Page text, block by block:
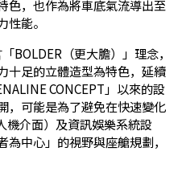
色，也作為將車底氣流導出至
能。
BOLDER（更大膽）」理念，
十足的立體造型為特色，延續
CONCEPT」以來的設
，可能是為了避免在快速變化
機介面）及資訊娛樂系統設
中心」的視野與座艙規劃，